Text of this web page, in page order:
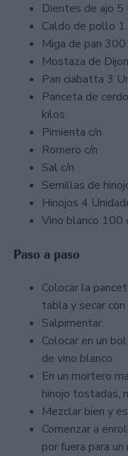
Dientes de ajo 5
Caldo de pollo
Miga de pan 300
Mostaza de
Pan ciabatta 3
Panceta de
kilos
Pimienta c/n
Romero c/n
Sal c/n
Semillas de
Hinojos 4
Vino blanco 100
Paso a paso
Colocar la
tabla y secar con
Salpimentar.
Colocar en un
de vino blanco.
En un mortero
hinojo tostadas,
Mezclar bien y
Comenzar a
por fuera para un